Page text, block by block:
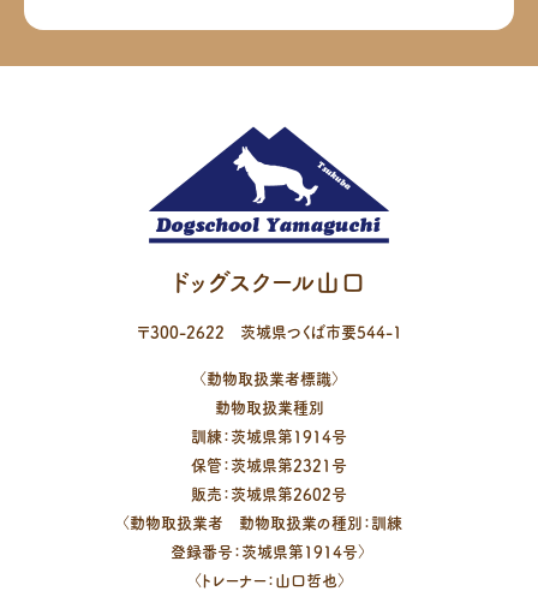
ドッグスクール山口
〒300-2622 茨城県つくば市要544-1
〈動物取扱業者標識〉
動物取扱業種別
訓練：茨城県第1914号
保管：茨城県第2321号
販売：茨城県第2602号
〈動物取扱業者 動物取扱業の種別：訓練
登録番号：茨城県第1914号〉
〈トレーナー：山口哲也〉